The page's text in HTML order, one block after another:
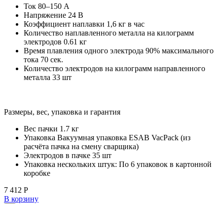
Ток 80–150 А
Напряжение 24 В
Коэффициент наплавки 1,6 кг в час
Количество наплавленного металла на килограмм
электродов 0.61 кг
Время плавления одного электрода 90% максимального
тока 70 сек.
Количество электродов на килограмм направленного
металла 33 шт
Размеры, вес, упаковка и гарантия
Вес пачки 1.7 кг
Упаковка Вакуумная упаковка ESAB VacPack (из
расчёта пачка на смену сварщика)
Электродов в пачке 35 шт
Упаковка нескольких штук: По 6 упаковок в картонной
коробке
7 412 Р
В корзину